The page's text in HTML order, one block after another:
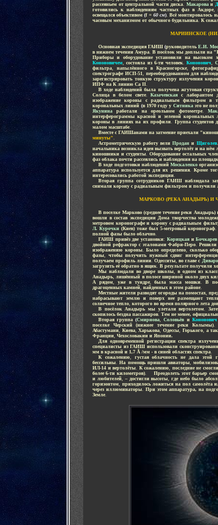
рассеяньем от центральной части диска
Макароваи
готовились к наблюдениям частных фаз в Акдоре,
освещался объективом(f = 60 см) .Всё монтировалось
часовым механизмом от обычного будильника К
МАРИИНСКОЕ
Основная экспедиция ГАИШ (руководительЕ.И.
в нижнем течении Амура В посёлок мы доплыли на
Приборы и оборудование установили на высоком
Кононовичем ,состояла из 6-ти человек .Кононович
фильтра
напылённого в Красногорске
спектрографе ИСП-51
переоборудованном для
зарегистрировать тонкую структуру излучения
ИПФ на К линию Са II
В ходе наблюдений была получена жгутовая
Солнца в белом свете.Казачевская с лаборантом
изображение короны с радиальным фильтром в
корональных линий (в 1970 году у Ситникаэто не
Якунина работали на ореольном фотометре.
интерферограммы красной и зеленой
короны в линиях на их профили
Группа
малом масштабе
Вместе с ГАИШанами на затмение приехали
минуты"
Астрометрическую работу велиПродан и Щиголев.
начальника возникла идея вызвать вертолёт и на нём
киношники и студенты
Оборудование остальных
фаз облака почти рассеялись и наблюдения на
В ходе подготовки наблюденийМоскаленко
аппаратура используется для их решения.
Кроме
интересовались работой экспедиции
Вторая группа сотрудников ГАИШ наблюдала
снимали корону с радиальным фильтром и получили
МАРКОВО (РЕКА АНАДЫРЬ) И
В поселке Марково (среднее течение реки
вошли в состав экспедиции Дома творчества
метровом коронографе и корону с радиальным
Л. Курочки(Киев) тоже был 5-метровый коронограф
полной фазы было облачно
ГАИШ привёз две установки: КорицкаяиБочкарев
двойной рефрактор с эталонами Фабри-Перо
Решили
изображению короны.Было определено,
сколько
фазы
чтобы получить нужный сдвиг
получаем профиль линии .Одесситы ,во главе с
загрузить её обратно в ящик В результате получили
Мы наблюдали во дворе школы
в одном из
Анадырь
лишённый в полосе шириной около двух
А рядом, уже в тундре,была масса мошки
В
драгоценных камней найденных в этом районе
Местные жители разводят огороды на помостах ,
набрасывают землю и поверх нее размещают
солнечное тепло которого во время полярного лета
В посёлок Анадырь мы улетали вертолетом .
скопилось бездна пассажиров Тем не менее,
Вторая группа(Смирнова ,Соловьёв и Кононович
поселке Черский (нижнее течение реки Колымы)
Абастумани
Киева,Харькова ,Одессы Горького, а
Франции Чехословакии и Японии.
Для одновременной регистрации спектра
специалисты из ГАИШ использовали
мм в красной и 1,7 Å /мм - в синей областях спектра
К сожалению, густая облачность не дала этой
бессильны .На помощь пришли авиаторы ,
ИЛ-14 и вертолёты
К сожалению
последние не
более 6-ти километров). ....Преодолеть этот барьер
и любителей, – достигли высоты ,где небо было
горизонтом
приходилось ложиться на пол
через иллюминаторы. При этом аппаратура, на
Земле